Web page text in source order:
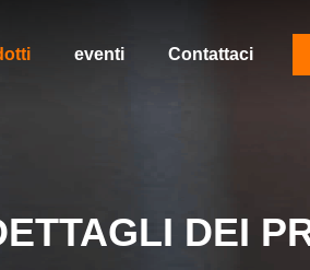
eventi Contattaci
DEI